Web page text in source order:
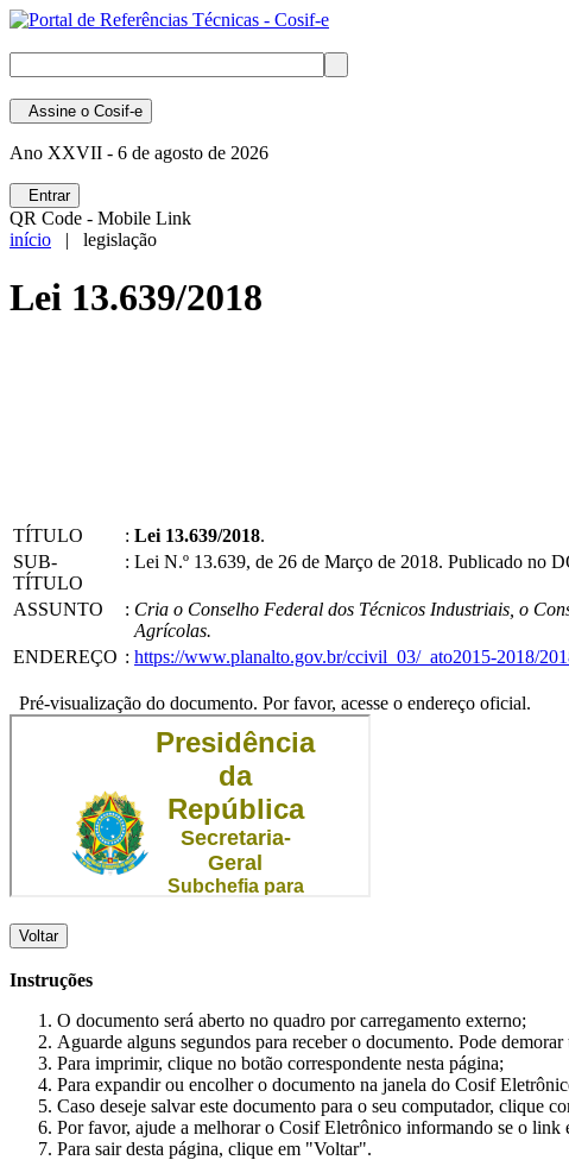
Assine o Cosif-e
Ano XXVII - 6 de agosto de 2026
Entrar
QR Code - Mobile Link
início | legislação
Lei 13.639/2018
TÍTULO : Lei 13.639/2018.
SUB-
TÍTULO
: Lei N.º 13.639, de 26 de Março de 2018. Publicado no
ASSUNTO : Cria o Conselho Federal dos Técnicos Industriais, o
Agrícolas.
ENDEREÇO : https://www.planalto.gov.br/ccivil_03/_ato2015-2018/
Pré-visualização do documento. Por favor, acesse o endereço oficial.
Voltar
Instruções
O documento será aberto no quadro por carregamento externo;
Aguarde alguns segundos para receber o documento. Pode
Para imprimir, clique no botão correspondente nesta página;
Para expandir ou encolher o documento na janela do Cosif
Caso deseje salvar este documento para o seu computador,
Por favor, ajude a melhorar o Cosif Eletrônico informando se o link
Para sair desta página, clique em "Voltar".